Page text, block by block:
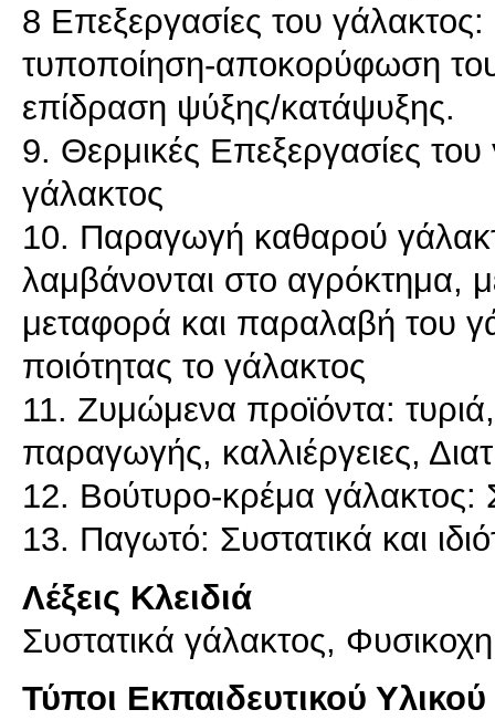
8 Επεξεργασίες του
τυποποίηση-αποκορύφωση
επίδραση ψύξης/κατάψυξης.
9. Θερμικές Επεξεργασίες
γάλακτος
10. Παραγωγή καθαρού
λαμβάνονται στο αγρόκτημα,
μεταφορά και παραλαβή του
ποιότητας το γάλακτος
11. Ζυμώμενα προϊόντα: τυριά,
παραγωγής, καλλιέργειες,
12. Βούτυρο-κρέμα
Λέξεις Κλειδιά
Συστατικά γάλακτος,
Τύποι Εκπαιδευτικού Υλικού